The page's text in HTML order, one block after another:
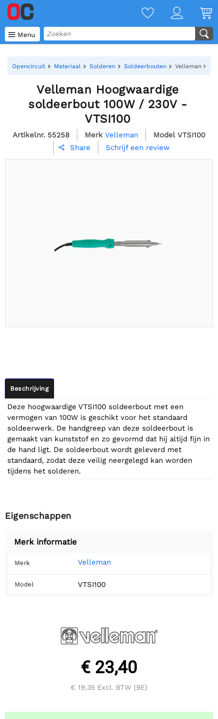
 Menu
Opencircuit Materiaal Solderen Soldeerbouten Velleman
Velleman Hoogwaardige
soldeerbout 100W / 230V -
VTSI100
Artikelnr. 55258 Merk Velleman Model VTSI100
 Share Schrijf een review
Beschrijving
Deze hoogwaardige VTSI100 soldeerbout met een
vermogen van 100W is geschikt voor het standaard
soldeerwerk. De handgreep van deze soldeerbout is
gemaakt van kunststof en zo gevormd dat hij altijd fijn in
de hand ligt. De soldeerbout wordt geleverd met
standaard, zodat deze veilig neergelegd kan worden
tijdens het solderen.
Eigenschappen
Merk informatie
Merk Velleman
Model VTSI100
€ 23,40
€ 19,35 Excl. BTW (BE)